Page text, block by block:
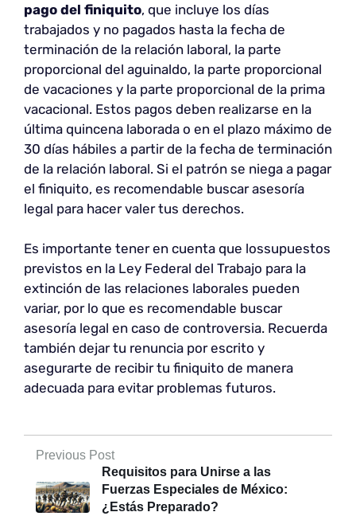
pago del finiquito, que incluye los días
trabajados y no pagados hasta la fecha de
terminación de la relación laboral, la parte
proporcional del aguinaldo, la parte proporcional
de vacaciones y la parte proporcional de la prima
vacacional. Estos pagos deben realizarse en la
última quincena laborada o en el plazo máximo de
30 días hábiles a partir de la fecha de terminación
de la relación laboral. Si el patrón se niega a pagar
el finiquito, es recomendable buscar asesoría
legal para hacer valer tus derechos.
Es importante tener en cuenta que lossupuestos
previstos en la Ley Federal del Trabajo para la
extinción de las relaciones laborales pueden
variar, por lo que es recomendable buscar
asesoría legal en caso de controversia. Recuerda
también dejar tu renuncia por escrito y
asegurarte de recibir tu finiquito de manera
adecuada para evitar problemas futuros.
Previous Post
Requisitos para Unirse a las
Fuerzas Especiales de México:
¿Estás Preparado?